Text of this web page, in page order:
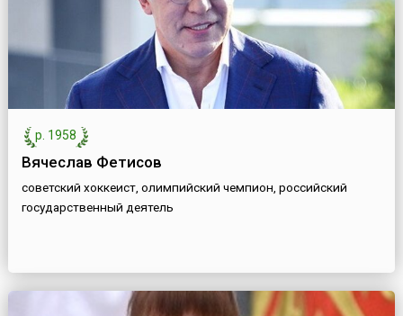
р. 1958
Вячеслав Фетисов
советский хоккеист, олимпийский чемпион, российский
государственный деятель